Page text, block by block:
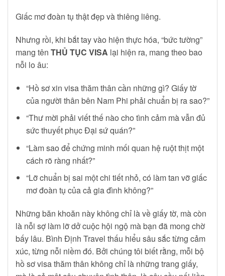
Giấc mơ đoàn tụ thật đẹp và thiêng liêng.
Nhưng rồi, khi bắt tay vào hiện thực hóa, “bức tường”
mang tên THỦ TỤC VISA lại hiện ra, mang theo bao
nỗi lo âu:
“Hồ sơ xin visa thăm thân cần những gì? Giấy tờ
của người thân bên Nam Phi phải chuẩn bị ra sao?”
“Thư mời phải viết thế nào cho tình cảm mà vẫn đủ
sức thuyết phục Đại sứ quán?”
“Làm sao để chứng minh mối quan hệ ruột thịt một
cách rõ ràng nhất?”
“Lỡ chuẩn bị sai một chi tiết nhỏ, có làm tan vỡ giấc
mơ đoàn tụ của cả gia đình không?”
Những băn khoăn này không chỉ là về giấy tờ, mà còn
là nỗi sợ làm lỡ dở cuộc hội ngộ mà bạn đã mong chờ
bấy lâu. Bình Định Travel thấu hiểu sâu sắc từng cảm
xúc, từng nỗi niềm đó. Bởi chúng tôi biết rằng, mỗi bộ
hồ sơ visa thăm thân không chỉ là những trang giấy,